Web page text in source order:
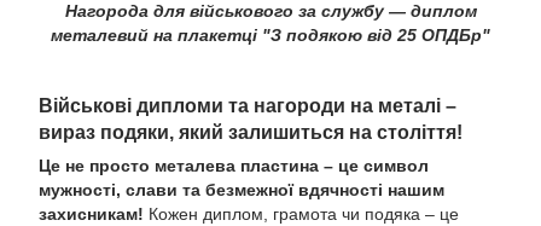
Нагорода для військового за службу — диплом
металевий на плакетці "З подякою від 25 ОПДБр"
Військові дипломи та нагороди на металі –
вираз подяки, який залишиться на століття!
Це не просто металева пластина – це символ
мужності, слави та безмежної вдячності нашим
захисникам! Кожен диплом, грамота чи подяка – це